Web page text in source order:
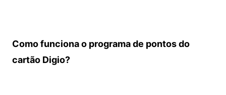
Como funciona o programa de pontos do
cartão Digio?